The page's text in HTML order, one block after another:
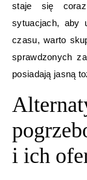
staje się coraz
sytuacjach, aby
czasu, warto
sprawdzonych
posiadają jasną
i ich